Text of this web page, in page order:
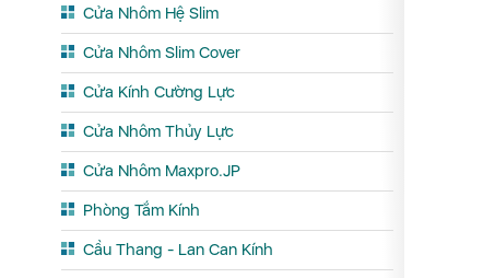
Cửa Nhôm Hệ Slim
Cửa Nhôm Slim Cover
Cửa Kính Cường Lực
Cửa Nhôm Thủy Lực
Cửa Nhôm Maxpro.JP
Phòng Tắm Kính
Cầu Thang - Lan Can Kính